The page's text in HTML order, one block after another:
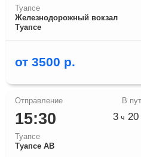
Туапсе
Железнодорожный вокзал
Туапсе
от 3500 р.
15:30
Туапсе
Туапсе АВ
3 ч 20